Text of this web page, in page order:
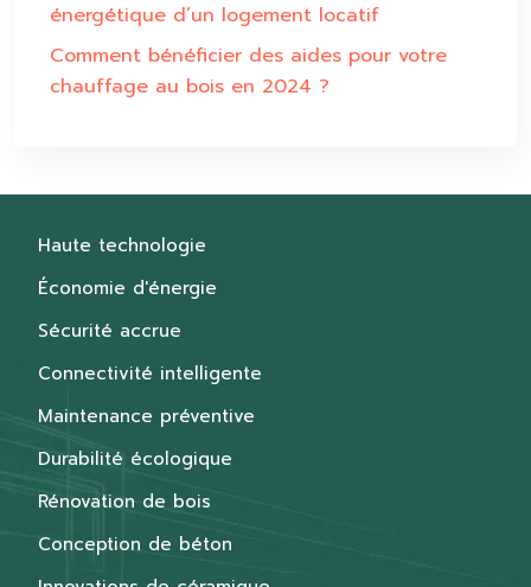
énergétique d’un logement locatif
Comment bénéficier des aides pour votre
chauffage au bois en 2024 ?
Haute technologie
Économie d'énergie
Sécurité accrue
Connectivité intelligente
Maintenance préventive
Durabilité écologique
Rénovation de bois
Conception de béton